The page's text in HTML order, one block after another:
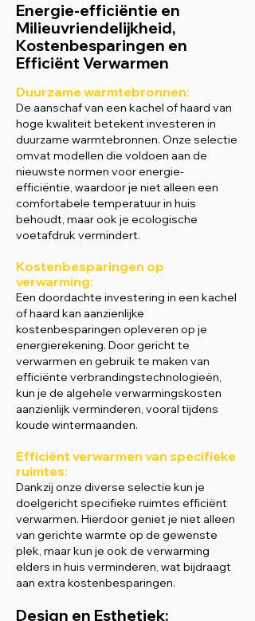
Energie-efficiëntie en
Milieuvriendelijkheid,
Kostenbesparingen en
Efficiënt Verwarmen
Duurzame warmtebronnen:
De aanschaf van een kachel of haard van
hoge kwaliteit betekent investeren in
duurzame warmtebronnen. Onze selectie
omvat modellen die voldoen aan de
nieuwste normen voor energie-
efficiëntie, waardoor je niet alleen een
comfortabele temperatuur in huis
behoudt, maar ook je ecologische
voetafdruk vermindert.
Kostenbesparingen op
verwarming:
Een doordachte investering in een kachel
of haard kan aanzienlijke
kostenbesparingen opleveren op je
energierekening. Door gericht te
verwarmen en gebruik te maken van
efficiënte verbrandingstechnologieën,
kun je de algehele verwarmingskosten
aanzienlijk verminderen, vooral tijdens
koude wintermaanden.
Efficiënt verwarmen van specifieke
ruimtes:
Dankzij onze diverse selectie kun je
doelgericht specifieke ruimtes efficiënt
verwarmen. Hierdoor geniet je niet alleen
van gerichte warmte op de gewenste
plek, maar kun je ook de verwarming
elders in huis verminderen, wat bijdraagt
aan extra kostenbesparingen.
Design en Esthetiek: